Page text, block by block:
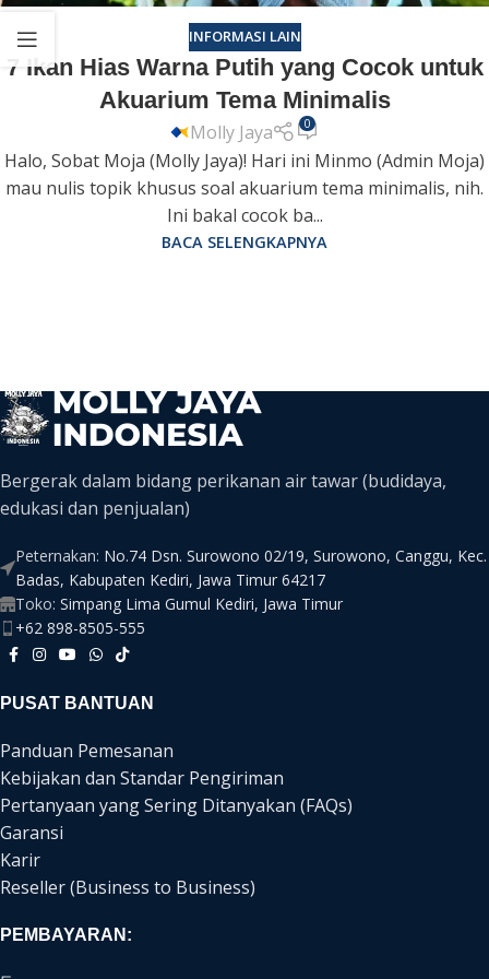
INFORMASI LAIN
7 Ikan Hias Warna Putih yang Cocok untuk
Akuarium Tema Minimalis
Molly Jaya 0
Halo, Sobat Moja (Molly Jaya)! Hari ini Minmo (Admin Moja)
mau nulis topik khusus soal akuarium tema minimalis, nih.
Ini bakal cocok ba...
BACA SELENGKAPNYA
Bergerak dalam bidang perikanan air tawar (budidaya,
edukasi dan penjualan)
Peternakan: No.74 Dsn. Surowono 02/19, Surowono, Canggu, Kec.
Badas, Kabupaten Kediri, Jawa Timur 64217
Toko: Simpang Lima Gumul Kediri, Jawa Timur
+62 898-8505-555
PUSAT BANTUAN
Panduan Pemesanan
Kebijakan dan Standar Pengiriman
Pertanyaan yang Sering Ditanyakan (FAQs)
Garansi
Karir
Reseller (Business to Business)
PEMBAYARAN: